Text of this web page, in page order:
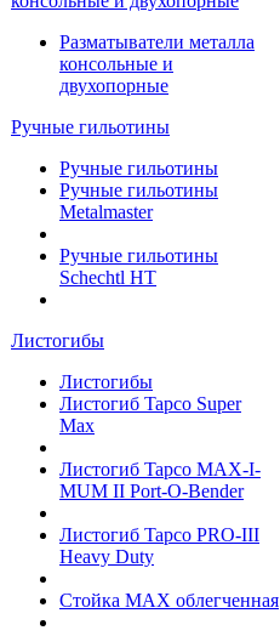
Разматыватели металла
консольные и
двухопорные
Ручные гильотины
Ручные гильотины
Ручные гильотины
Metalmaster
Ручные гильотины
Schechtl HT
Листогибы
Листогибы
Листогиб Tapco Super
Max
Листогиб Tapco MAX-I-
MUM II Port-O-Bender
Листогиб Tapco PRO-III
Heavy Duty
Стойка МАХ облегченная